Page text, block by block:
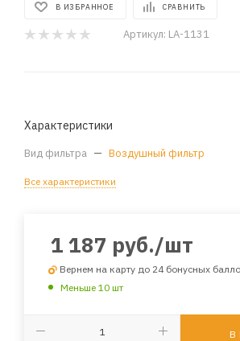
В ИЗБРАННОЕ СРАВНИТЬ
Артикул: LA-1131
Характеристики
Вид фильтра — Воздушный фильтр
Все характеристики
1 187 руб./шт
Вернем на карту до 24 бонусных
Меньше 10 шт
В